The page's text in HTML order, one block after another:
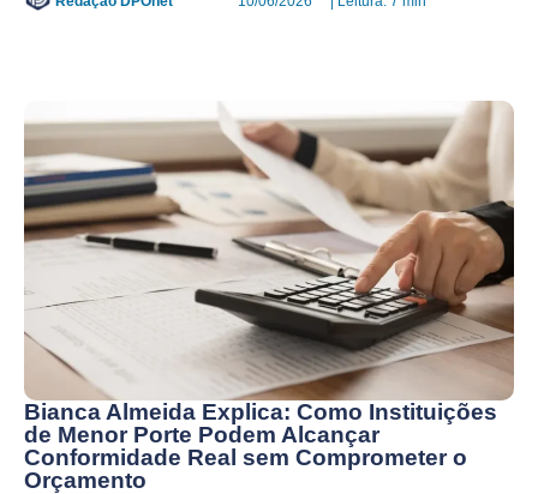
Bianca Almeida Explica: Como Instituições
de Menor Porte Podem Alcançar
Conformidade Real sem Comprometer o
Orçamento